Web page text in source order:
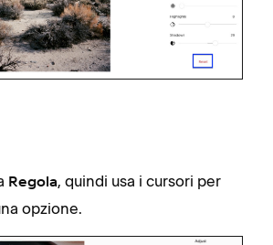
Regola, quindi usa i cursori per
opzione.